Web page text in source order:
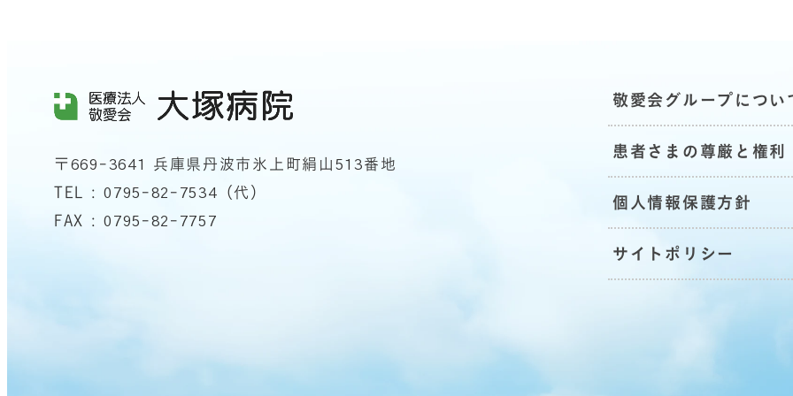
〒669-3641 兵庫県丹波市氷上町絹山513番地
TEL : 0795-82-7534（代）
FAX : 0795-82-7757
敬愛会グループについ
患者さまの尊厳と権利
個人情報保護方針
サイトポリシー